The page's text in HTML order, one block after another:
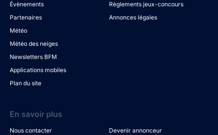
Évènements
Partenaires
Météo
Météo des neiges
Newsletters BFM
Applications mobiles
Plan du site
Règlements jeux-concours
Annonces légales
En savoir plus
Nous contacter
Devenir annonceur